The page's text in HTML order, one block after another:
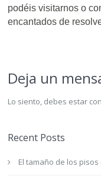
podéis visitarnos o
encantados de
Deja un
Lo siento, debes estar
Recent Posts
El tamaño de los